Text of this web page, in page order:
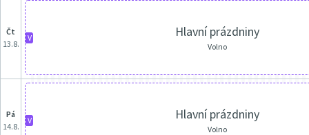
čt
13.8.
V Hlavní prázdniny
Volno
pá
14.8.
V Hlavní prázdniny
Volno